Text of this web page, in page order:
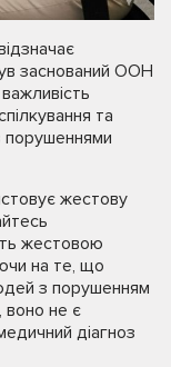
заснований ООН
та
порушеннями
жестову
жестовою
на те, що
з порушенням
воно не є
діагноз